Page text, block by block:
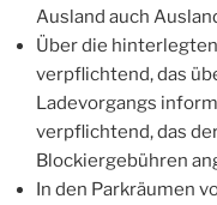
Ausland auch
Über die
verpflichtend, das
Ladevorgangs
verpflichtend, das
Blockiergebühren
In den Parkräumen